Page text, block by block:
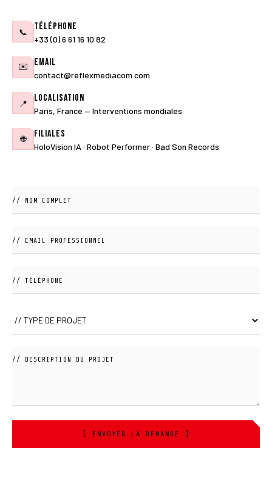
📞 Téléphone
+33 (0) 6 61 16 10 82
✉️ Email
contact@reflexmediacom.com
📍 Localisation
Paris, France — Interventions mondiales
🌐 Filiales
HoloVision IA · Robot Performer · Bad Son Records
[ ENVOYER LA DEMANDE ]